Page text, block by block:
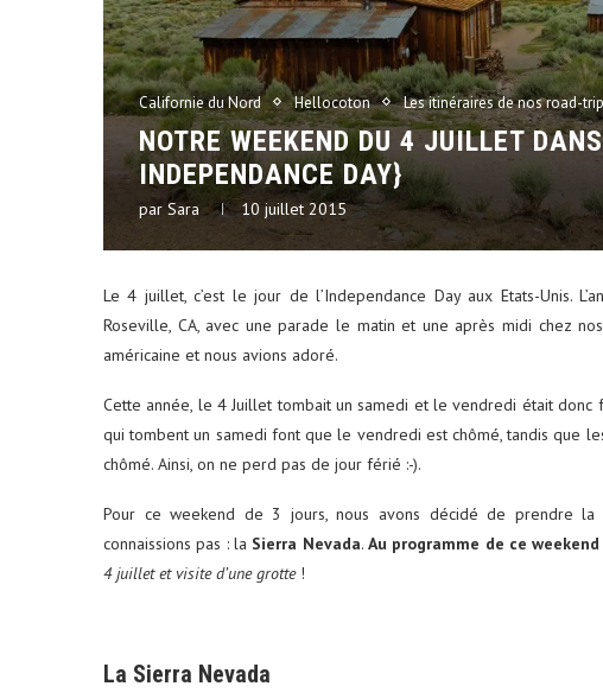
Californie du Nord Hellocoton Les itinéraires de nos road-
NOTRE WEEKEND DU 4 JUILLET
INDEPENDANCE DAY}
parSara 10 juillet 2015
Le 4 juillet, c’est le jour de l’Independance Day aux Etats-Unis.
Roseville, CA, avec une parade le matin et une après midi chez
américaine et nous avions adoré.
Cette année, le 4 Juillet tombait un samedi et le vendredi était donc
qui tombent un samedi font que le vendredi est chômé, tandis que
chômé. Ainsi, on ne perd pas de jour férié :-).
Pour ce weekend de 3 jours, nous avons décidé de prendre
connaissions pas : la Sierra Nevada.Au programme de ce weekend
4 juillet et visite d’une grotte!
La Sierra Nevada